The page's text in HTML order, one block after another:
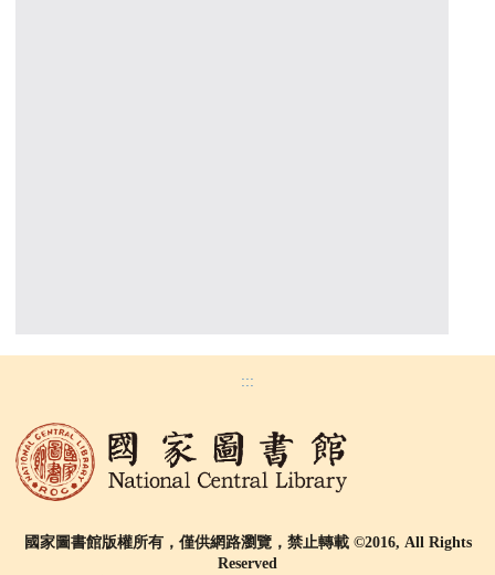
:::
國家圖書館版權所有，僅供網路瀏覽，禁止轉載 ©2016, All Rights
Reserved